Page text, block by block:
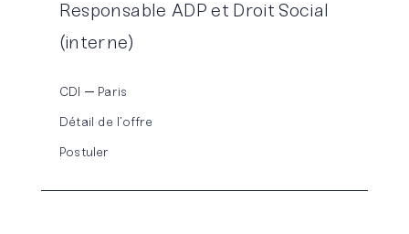
Responsable ADP et Droit Social
(interne)
CDI Paris
Détail de l’offre
Postuler